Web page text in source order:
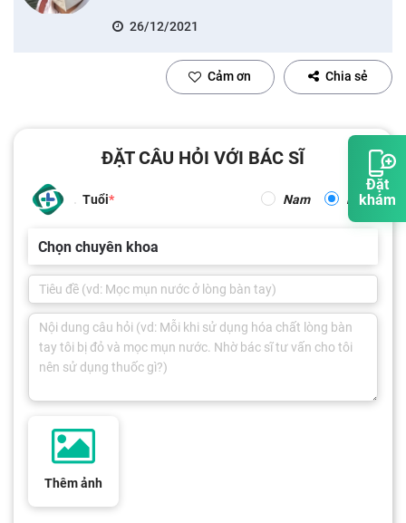
Đặt
khám
26/12/2021
Cảm ơn Chia sẻ
ĐẶT CÂU HỎI VỚI BÁC SĨ
Tuổi Nam Nữ
Chọn chuyên khoa
Thêm ảnh